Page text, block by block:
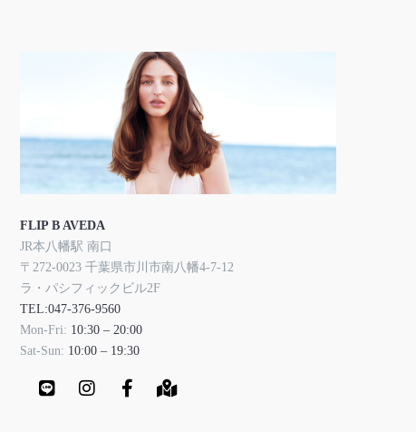
FLIP B AVEDA
JR本八幡駅 南口
〒272-0023 千葉県市川市南八幡4-7-12
ラ・パシフィックビル2F
TEL:047-376-9560
Mon-Fri: 10:30 – 20:00
Sat-Sun: 10:00 – 19:30